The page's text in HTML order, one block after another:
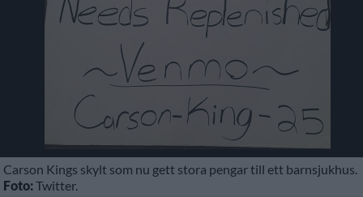
Carson Kings skylt som nu gett stora pengar till ett barnsjukhus.
Foto:Twitter.